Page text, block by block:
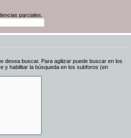
parciales.
desea buscar. Para agilizar puede buscar en los
y habilitar la búsqueda en los subforos (en